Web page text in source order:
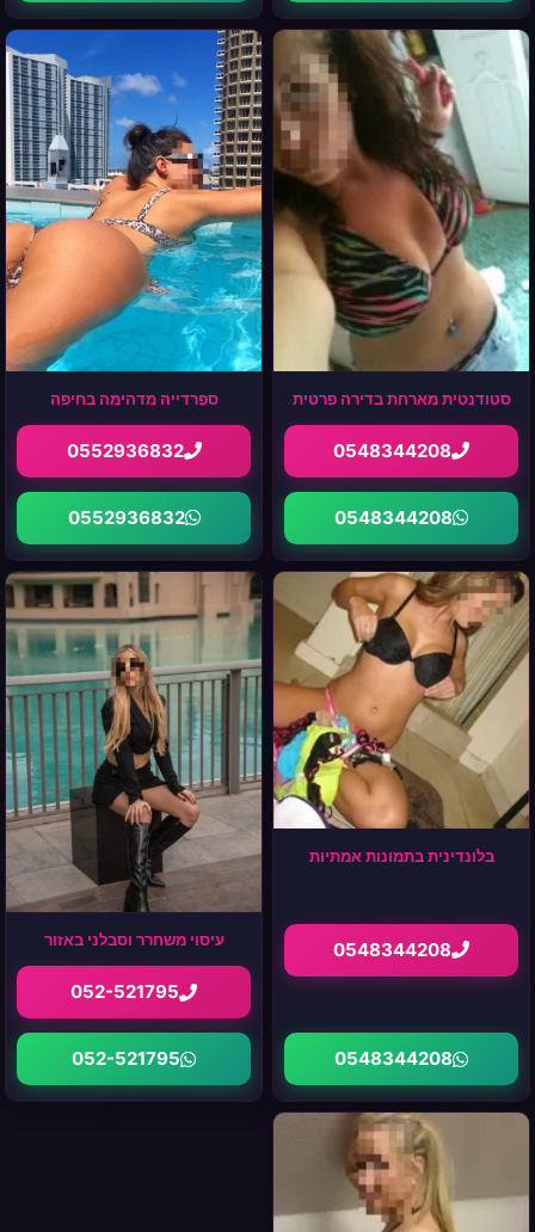
סטודנטית מארחת בדירה פרטית
0548344208
0548344208
ספרדייה מדהימה בחיפה
0552936832
0552936832
בלונדינית בתמונות אמתיות
0548344208
0548344208
עיסוי משחרר וסבלני באזור
052-521795
052-521795